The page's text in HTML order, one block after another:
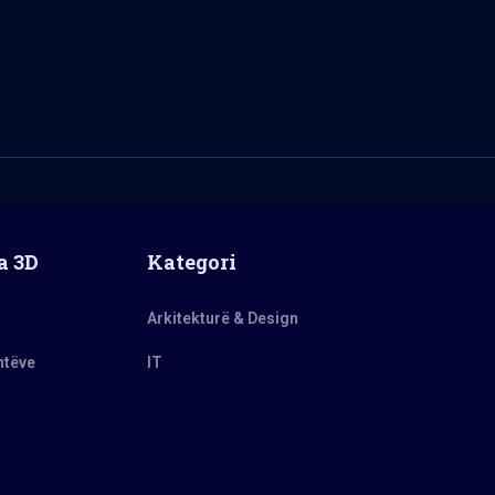
3D Kategori
Arkitekturë & Design
IT